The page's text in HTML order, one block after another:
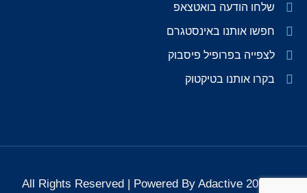
שלחו הודעה בואטצאפ
חפשו אותנו באינסטגרם
לצפייה בפרופיל פיסבוק
בקרו אותנו בטיקטוק
All Rights Reserved | Powered By Adactive 2026 Ⓒ